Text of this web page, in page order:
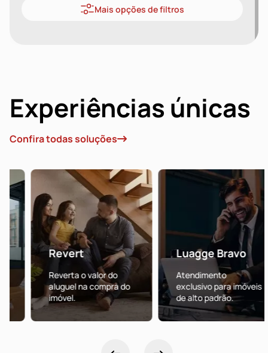
Mais opções de filtros
Experiências únicas
Confira todas soluções
Revert
Reverta o valor do
aluguel na compra do
imóvel.
Luagge Bravo
Atendimento
exclusivo para imóveis
de alto padrão.